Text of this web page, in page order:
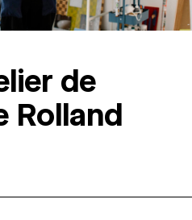
de
Rolland